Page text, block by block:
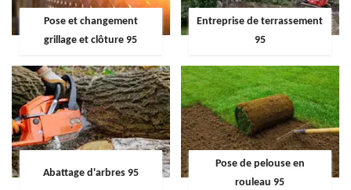
Pose et changement
grillage et clôture 95
Entreprise de terrassement
95
Abattage d'arbres 95
Pose de pelouse en
rouleau 95